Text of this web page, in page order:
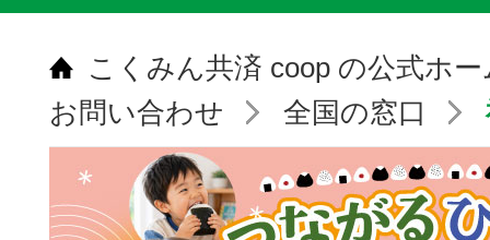
こくみん共済 coop の公式ホ
お問い合わせ
全国の窓口